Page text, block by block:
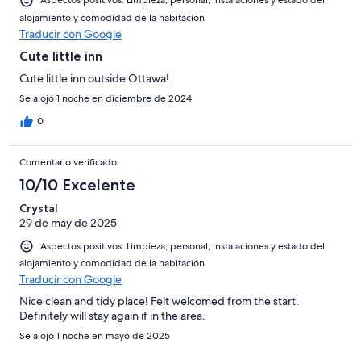
alojamiento y comodidad de la habitación
Traducir con Google
Cute little inn
Cute little inn outside Ottawa!
Se alojó 1 noche en diciembre de 2024
0
Comentario verificado
10/10 Excelente
Crystal
29 de may de 2025
Aspectos positivos: Limpieza, personal, instalaciones y estado del
alojamiento y comodidad de la habitación
Traducir con Google
Nice clean and tidy place! Felt welcomed from the start.
Definitely will stay again if in the area.
Se alojó 1 noche en mayo de 2025